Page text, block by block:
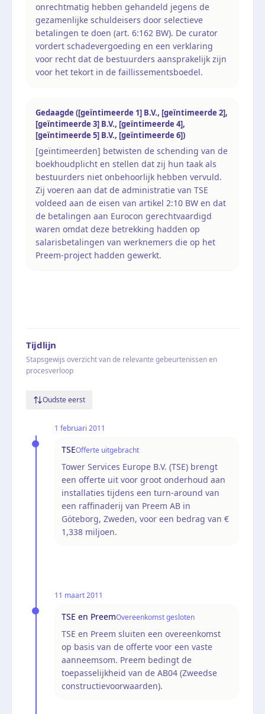
onrechtmatig hebben gehandeld jegens de
gezamenlijke schuldeisers door selectieve
betalingen te doen (art. 6:162 BW). De curator
vordert schadevergoeding en een verklaring
voor recht dat de bestuurders aansprakelijk zijn
voor het tekort in de faillissementsboedel.
Gedaagde ([geïntimeerde 1] B.V., [geïntimeerde 2],
[geïntimeerde 3] B.V., [geïntimeerde 4],
[geïntimeerde 5] B.V., [geïntimeerde 6])
[geïntimeerden] betwisten de schending van de
boekhoudplicht en stellen dat zij hun taak als
bestuurders niet onbehoorlijk hebben vervuld.
Zij voeren aan dat de administratie van TSE
voldeed aan de eisen van artikel 2:10 BW en dat
de betalingen aan Eurocon gerechtvaardigd
waren omdat deze betrekking hadden op
salarisbetalingen van werknemers die op het
Preem-project hadden gewerkt.
Tijdlijn
Stapsgewijs overzicht van de relevante gebeurtenissen en
procesverloop
Oudste eerst
1 februari 2011
TSEOfferte uitgebracht
Tower Services Europe B.V. (TSE) brengt
een offerte uit voor groot onderhoud aan
installaties tijdens een turn-around van
een raffinaderij van Preem AB in
Göteborg, Zweden, voor een bedrag van €
1,338 miljoen.
11 maart 2011
TSE en PreemOvereenkomst gesloten
TSE en Preem sluiten een overeenkomst
op basis van de offerte voor een vaste
aanneemsom. Preem bedingt de
toepasselijkheid van de AB04 (Zweedse
constructievoorwaarden).